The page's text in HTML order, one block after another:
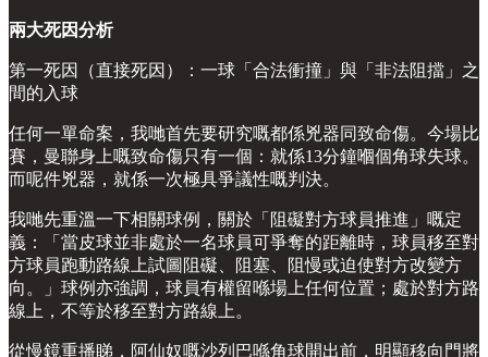
兩大死因分析
第一死因（直接死因）：一球「合法衝撞」與「非法阻擋」之
間的入球
任何一單命案，我哋首先要研究嘅都係兇器同致命傷。今場比
賽，曼聯身上嘅致命傷只有一個：就係13分鐘嗰個角球失球。
而呢件兇器，就係一次極具爭議性嘅判決。
我哋先重溫一下相關球例，關於「阻礙對方球員推進」嘅定
義：「當皮球並非處於一名球員可爭奪的距離時，球員移至對
方球員跑動路線上試圖阻礙、阻塞、阻慢或迫使對方改變方
向。」球例亦強調，球員有權留喺場上任何位置；處於對方路
線上，不等於移至對方路線上。
從慢鏡重播睇，阿仙奴嘅沙列巴喺角球開出前，明顯移向門將